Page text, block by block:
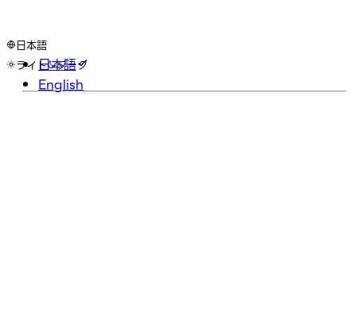
日本語
日本語
English
ライト ダーク